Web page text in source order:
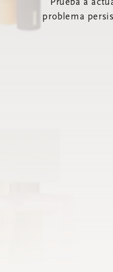
Prueba a
problema